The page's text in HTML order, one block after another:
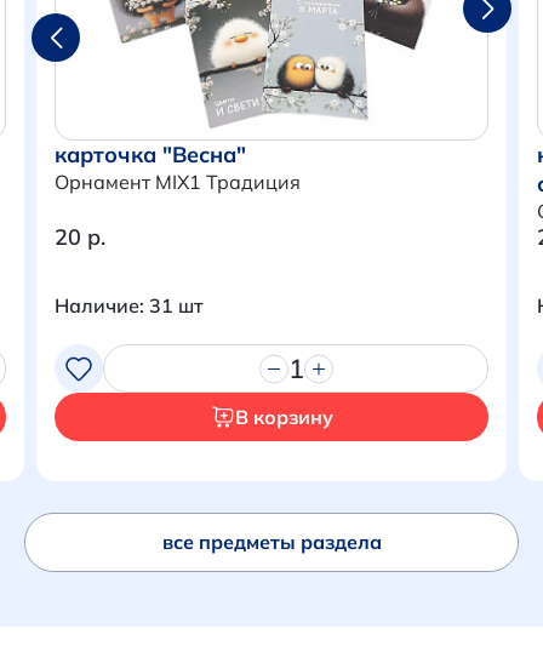
Итого:
0 р.
Продолжить покупки
карточка "Весна"
Орнамент MIX1 Традиция
20 р.
Наличие: 31 шт
1
В корзину
все предметы раздела